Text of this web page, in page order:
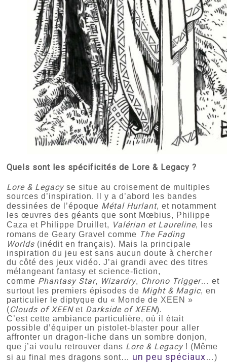
Quels sont les spécificités de Lore & Legacy ?
Lore & Legacyse situe au croisement de multiples
sources d’inspiration. Il y a d’abord les bandes
dessinées de l’époque Métal Hurlant, et notamment
les œuvres des géants que sont Mœbius, Philippe
Caza et Philippe Druillet, Valérian et Laureline, les
romans de Geary Gravel comme The Fading
Worlds (inédit en français). Mais la principale
inspiration du jeu est sans aucun doute à chercher
du côté des jeux vidéo. J’ai grandi avec des titres
mélangeant fantasy et science-fiction,
comme Phantasy Star, Wizardry, Chrono Trigger… et
surtout les premiers épisodes de Might & Magic, en
particulier le diptyque du « Monde de XEEN »
(Clouds of XEENet Darkside of XEEN).
C’est cette ambiance particulière, où il était
possible d’équiper un pistolet-blaster pour aller
affronter un dragon-liche dans un sombre donjon,
que j’ai voulu retrouver dans Lore & Legacy! (Même
si au final mes dragons sont… un peu spéciaux…)